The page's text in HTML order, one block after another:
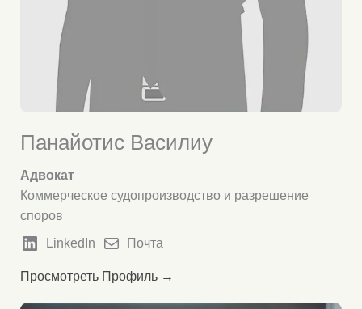
Панайотис Василиу
Адвокат
Коммерческое судопроизводство и разрешение
споров
LinkedIn Почта
Просмотреть Профиль →